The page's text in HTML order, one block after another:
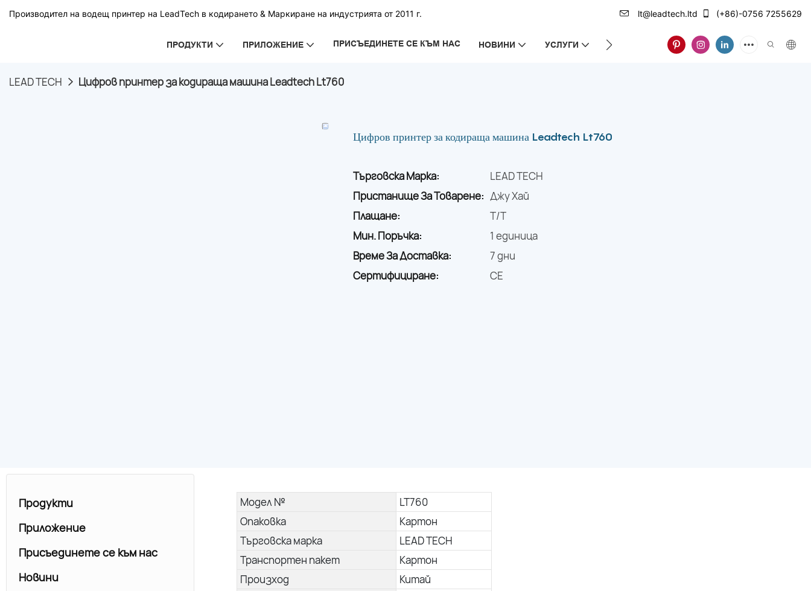
Производител на водещ принтер на LeadTech в кодирането & Маркиране на индустрията от 2011 г. lt@leadtech.ltd (+86)-0756 7255629
ПРОДУКТИ ПРИЛОЖЕНИЕ ПРИСЪЕДИНЕТЕ СЕ КЪМ НАС НОВИНИ УСЛУГИ ЗА НАС
LEAD TECH Цифров принтер за кодираща машина Leadtech Lt760
Цифров принтер за кодираща машина Leadtech Lt760
Търговска Марка:
LEAD TECH
Пристанище За Товарене: Джу Хай
Плащане:
T/T
Мин. Поръчка:
1 единица
Време За Доставка:
7 дни
Сертифициране:
CE
Модел №
LT760
Опаковка
Картон
Търговска марка
LEAD TECH
Транспортен пакет
Картон
Произход
Китай
Продукти
Приложение
Присъединете се към нас
Новини